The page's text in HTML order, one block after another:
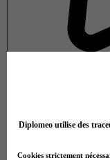
Diplomeo utilise des
Cookies strictement